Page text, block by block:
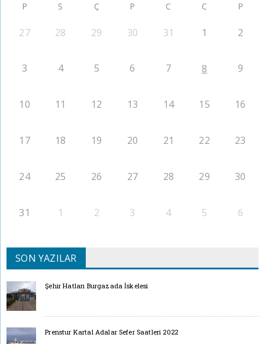
P S Ç P C C P
27 28 29 30 31 1 2
3 4 5 6 7 8 9
10 11 12 13 14 15 16
17 18 19 20 21 22 23
24 25 26 27 28 29 30
31 1 2 3 4 5 6
SON YAZILAR
Şehir Hatları Burgazada İskelesi
Prenstur Kartal Adalar Sefer Saatleri 2022